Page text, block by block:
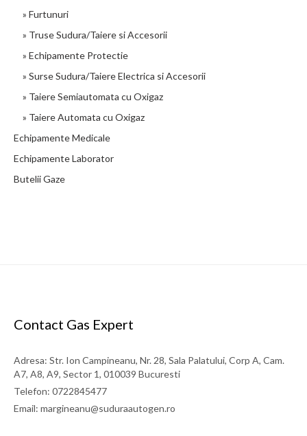
Stut innadire furtun acetilena/propan (8mm)
Diametru: 8mm
» Furtunuri
» Truse Sudura/Taiere si Accesorii
» Echipamente Protectie
» Surse Sudura/Taiere Electrica si Accesorii
» Taiere Semiautomata cu Oxigaz
» Taiere Automata cu Oxigaz
Echipamente Medicale
Echipamente Laborator
Butelii Gaze
Contact Gas Expert
Adresa: Str. Ion Campineanu, Nr. 28, Sala Palatului, Corp A, Cam.
A7, A8, A9, Sector 1, 010039 Bucuresti
Telefon: 0722845477
Email: margineanu@suduraautogen.ro